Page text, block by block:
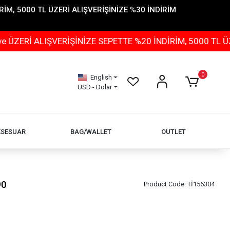
5000 TL ÜZERİ ALIŞVERİŞİNİZE %30 İNDİRİM
SEPETTE %20 İNDİRİM, 5000 TL ÜZERİ
English
USD - Dolar
0
BAG/WALLET OUTLET
Product Code:Tİ156304